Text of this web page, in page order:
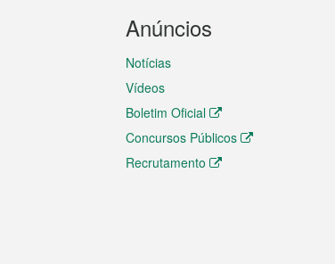
Anúncios
Notícias
Vídeos
Boletim Oficial
Concursos Públicos
Recrutamento